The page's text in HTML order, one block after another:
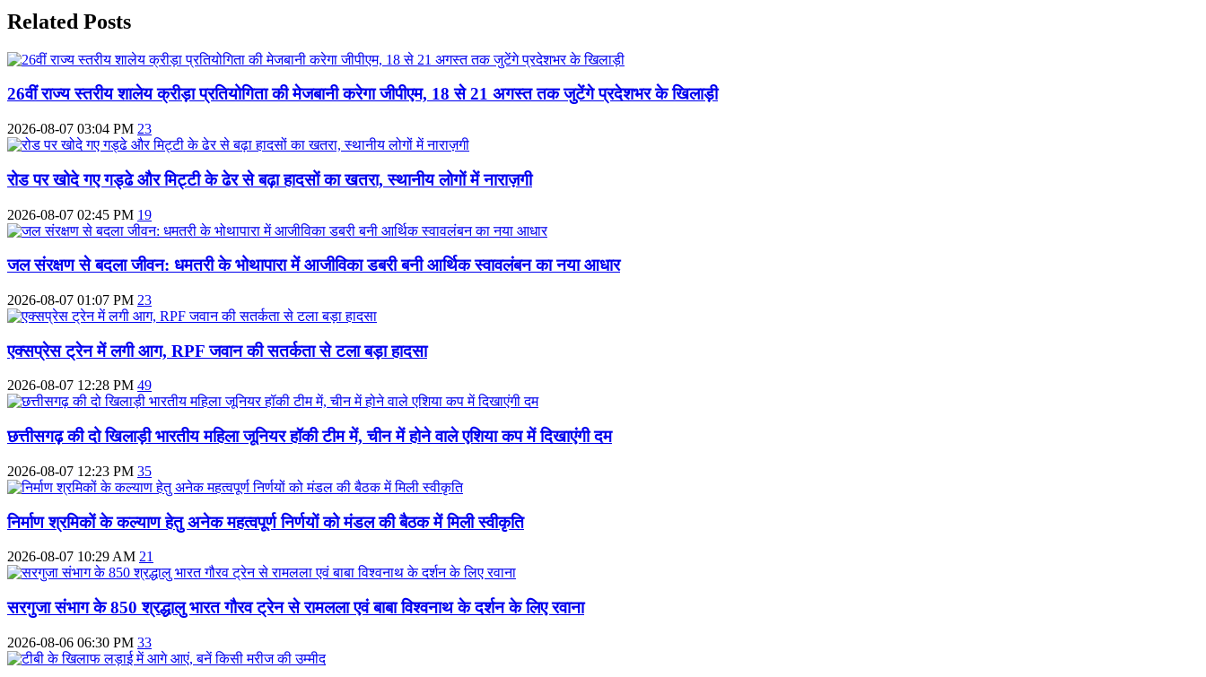
Related Posts
26वीं राज्य स्तरीय शालेय क्रीड़ा प्रतियोगिता की मेजबानी करेगा जीपीएम, 18 से 21 अगस्त तक जुटेंगे प्रदेशभर के खिलाड़ी
2026-08-07 03:04 PM 23
रोड पर खोदे गए गड्ढे और मिट्टी के ढेर से बढ़ा हादसों का खतरा, स्थानीय लोगों में नाराज़गी
2026-08-07 02:45 PM 19
जल संरक्षण से बदला जीवन: धमतरी के भोथापारा में आजीविका डबरी बनी आर्थिक स्वावलंबन का नया आधार
2026-08-07 01:07 PM 23
एक्सप्रेस ट्रेन में लगी आग, RPF जवान की सतर्कता से टला बड़ा हादसा
2026-08-07 12:28 PM 49
छत्तीसगढ़ की दो खिलाड़ी भारतीय महिला जूनियर हॉकी टीम में, चीन में होने वाले एशिया कप में दिखाएंगी दम
2026-08-07 12:23 PM 35
निर्माण श्रमिकों के कल्याण हेतु अनेक महत्वपूर्ण निर्णयों को मंडल की बैठक में मिली स्वीकृति
2026-08-07 10:29 AM 21
सरगुजा संभाग के 850 श्रद्धालु भारत गौरव ट्रेन से रामलला एवं बाबा विश्वनाथ के दर्शन के लिए रवाना
2026-08-06 06:30 PM 33